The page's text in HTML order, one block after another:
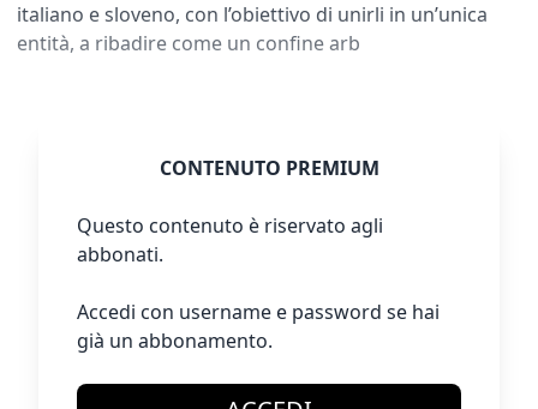
italiano e sloveno, con l’obiettivo di unirli in un’unica
entità, a ribadire come un confine arb
CONTENUTO PREMIUM
Questo contenuto è riservato agli
abbonati.
Accedi con username e password se hai
già un abbonamento.